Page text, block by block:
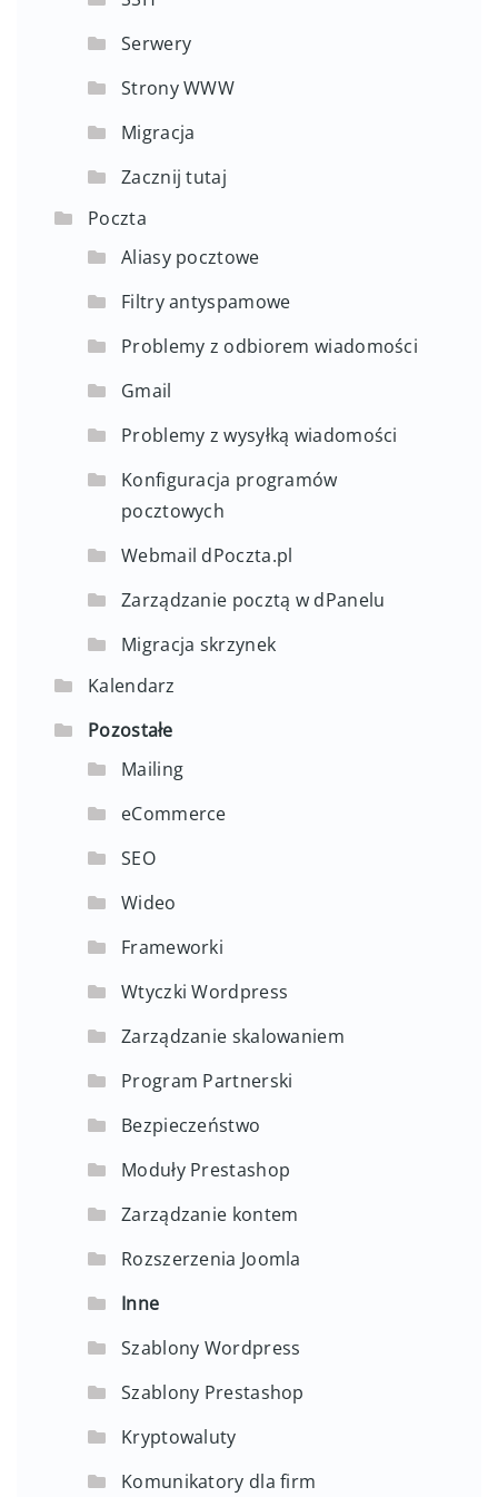
Serwery
Strony WWW
Migracja
Zacznij tutaj
Poczta
Aliasy pocztowe
Filtry antyspamowe
Problemy z odbiorem wiadomości
Gmail
Problemy z wysyłką wiadomości
Konfiguracja programów
pocztowych
Webmail dPoczta.pl
Zarządzanie pocztą w dPanelu
Migracja skrzynek
Kalendarz
Pozostałe
Mailing
eCommerce
SEO
Wideo
Frameworki
Wtyczki Wordpress
Zarządzanie skalowaniem
Program Partnerski
Bezpieczeństwo
Moduły Prestashop
Zarządzanie kontem
Rozszerzenia Joomla
Inne
Szablony Wordpress
Szablony Prestashop
Kryptowaluty
Komunikatory dla firm